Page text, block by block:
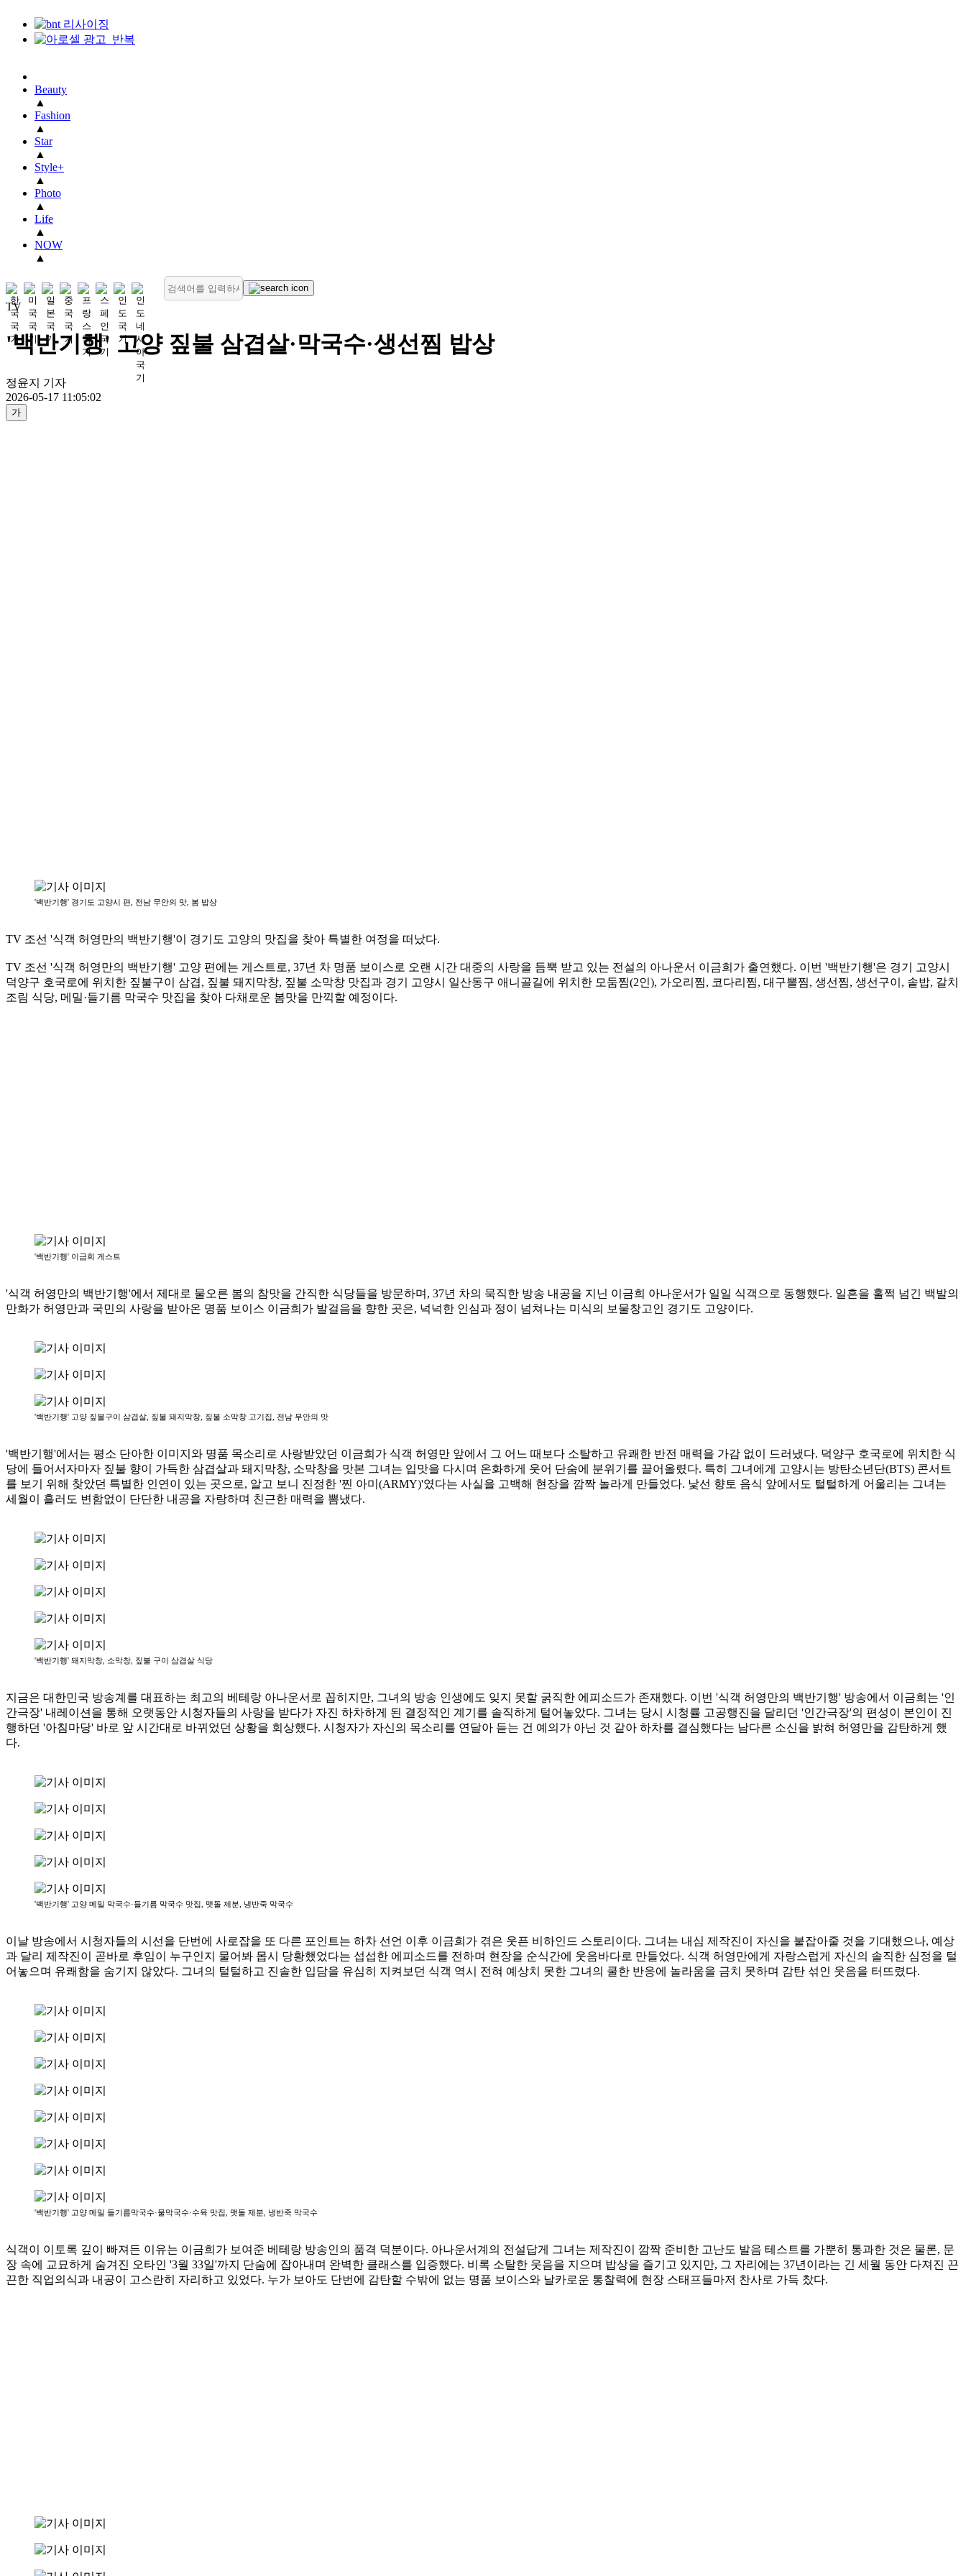
Beauty
▲
Fashion
▲
Star
▲
Style+
▲
Photo
▲
Life
▲
NOW
▲
TV
'백반기행' 고양 짚불 삼겹살·막국수·생선찜 밥상
정윤지 기자
2026-05-17 11:05:02
가
'백반기행' 경기도 고양시 편, 전남 무안의 맛, 봄 밥상
TV 조선 '식객 허영만의 백반기행'이 경기도 고양의 맛집을 찾아 특별한 여정을 떠났다.
TV 조선 '식객 허영만의 백반기행' 고양 편에는 게스트로, 37년 차 명품 보이스로 오랜 시간 대중의 사랑을 듬뿍 받고 있는 전설의 아나운서 이금희가 출연했다. 이번 '백반기행'은 경기 고양시
덕양구 호국로에 위치한 짚불구이 삼겹, 짚불 돼지막창, 짚불 소막창 맛집과 경기 고양시 일산동구 애니골길에 위치한 모둠찜(2인), 가오리찜, 코다리찜, 대구뽈찜, 생선찜, 생선구이, 솥밥, 갈치
조림 식당, 메밀·들기름 막국수 맛집을 찾아 다채로운 봄맛을 만끽할 예정이다.
'백반기행' 이금희 게스트
'식객 허영만의 백반기행'에서 제대로 물오른 봄의 참맛을 간직한 식당들을 방문하며, 37년 차의 묵직한 방송 내공을 지닌 이금희 아나운서가 일일 식객으로 동행했다. 일흔을 훌쩍 넘긴 백발의
만화가 허영만과 국민의 사랑을 받아온 명품 보이스 이금희가 발걸음을 향한 곳은, 넉넉한 인심과 정이 넘쳐나는 미식의 보물창고인 경기도 고양이다.
'백반기행' 고양 짚불구이 삼겹살, 짚불 돼지막창, 짚불 소막창 고기집, 전남 무안의 맛
'백반기행'에서는 평소 단아한 이미지와 명품 목소리로 사랑받았던 이금희가 식객 허영만 앞에서 그 어느 때보다 소탈하고 유쾌한 반전 매력을 가감 없이 드러냈다. 덕양구 호국로에 위치한 식
당에 들어서자마자 짚불 향이 가득한 삼겹살과 돼지막창, 소막창을 맛본 그녀는 입맛을 다시며 온화하게 웃어 단숨에 분위기를 끌어올렸다. 특히 그녀에게 고양시는 방탄소년단(BTS) 콘서트
를 보기 위해 찾았던 특별한 인연이 있는 곳으로, 알고 보니 진정한 '찐 아미(ARMY)'였다는 사실을 고백해 현장을 깜짝 놀라게 만들었다. 낯선 향토 음식 앞에서도 털털하게 어울리는 그녀는
세월이 흘러도 변함없이 단단한 내공을 자랑하며 친근한 매력을 뽐냈다.
'백반기행' 돼지막창, 소막창, 짚불 구이 삼겹살 식당
지금은 대한민국 방송계를 대표하는 최고의 베테랑 아나운서로 꼽히지만, 그녀의 방송 인생에도 잊지 못할 굵직한 에피소드가 존재했다. 이번 '식객 허영만의 백반기행' 방송에서 이금희는 '인
간극장' 내레이션을 통해 오랫동안 시청자들의 사랑을 받다가 자진 하차하게 된 결정적인 계기를 솔직하게 털어놓았다. 그녀는 당시 시청률 고공행진을 달리던 '인간극장'의 편성이 본인이 진
행하던 '아침마당' 바로 앞 시간대로 바뀌었던 상황을 회상했다. 시청자가 자신의 목소리를 연달아 듣는 건 예의가 아닌 것 같아 하차를 결심했다는 남다른 소신을 밝혀 허영만을 감탄하게 했
다.
'백반기행' 고양 메밀 막국수·들기름 막국수 맛집, 맷돌 제분, 냉반죽 막국수
이날 방송에서 시청자들의 시선을 단번에 사로잡을 또 다른 포인트는 하차 선언 이후 이금희가 겪은 웃픈 비하인드 스토리이다. 그녀는 내심 제작진이 자신을 붙잡아줄 것을 기대했으나, 예상
과 달리 제작진이 곧바로 후임이 누구인지 물어봐 몹시 당황했었다는 섭섭한 에피소드를 전하며 현장을 순식간에 웃음바다로 만들었다. 식객 허영만에게 자랑스럽게 자신의 솔직한 심정을 털
어놓으며 유쾌함을 숨기지 않았다. 그녀의 털털하고 진솔한 입담을 유심히 지켜보던 식객 역시 전혀 예상치 못한 그녀의 쿨한 반응에 놀라움을 금치 못하며 감탄 섞인 웃음을 터뜨렸다.
'백반기행' 고양 메밀 들기름막국수·물막국수·수육 맛집, 맷돌 제분, 냉반죽 막국수
식객이 이토록 깊이 빠져든 이유는 이금희가 보여준 베테랑 방송인의 품격 덕분이다. 아나운서계의 전설답게 그녀는 제작진이 깜짝 준비한 고난도 발음 테스트를 가뿐히 통과한 것은 물론, 문
장 속에 교묘하게 숨겨진 오타인 '3월 33일'까지 단숨에 잡아내며 완벽한 클래스를 입증했다. 비록 소탈한 웃음을 지으며 밥상을 즐기고 있지만, 그 자리에는 37년이라는 긴 세월 동안 다져진 끈
끈한 직업의식과 내공이 고스란히 자리하고 있었다. 누가 보아도 단번에 감탄할 수밖에 없는 명품 보이스와 날카로운 통찰력에 현장 스태프들마저 찬사로 가득 찼다.